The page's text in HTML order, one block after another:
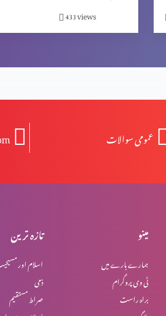
433views
عمومی سوالات
تازہ ترین
اسلام اور
ذمی
صراط مستقیم
مینو
ہمارے بارے میں
ٹی وی پروگرام
براہ راست